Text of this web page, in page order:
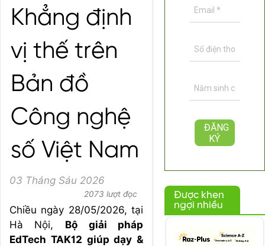
Khẳng định
vị thế trên
Bản đồ
Công nghệ
số Việt Nam
03 Tháng Sáu 2026
2073 lượt đọc
Chiều ngày 28/05/2026, tại
Hà Nội, Bộ giải pháp
EdTech TAK12 giúp dạy &
Được khen
ngợi nhiều